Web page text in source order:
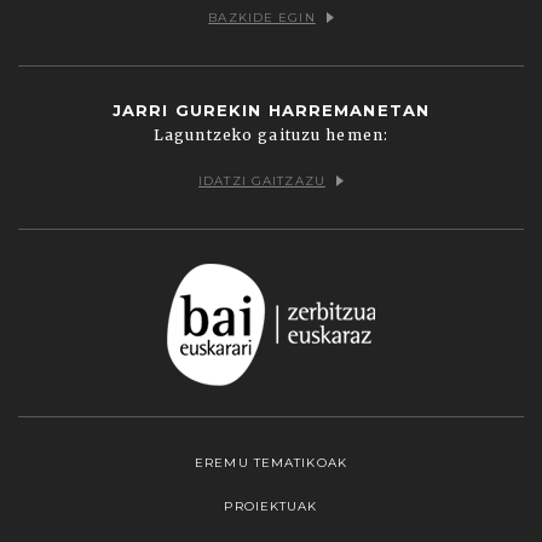
BAZKIDE EGIN
JARRI GUREKIN HARREMANETAN
Laguntzeko gaituzu hemen:
IDATZI GAITZAZU
EREMU TEMATIKOAK
PROIEKTUAK